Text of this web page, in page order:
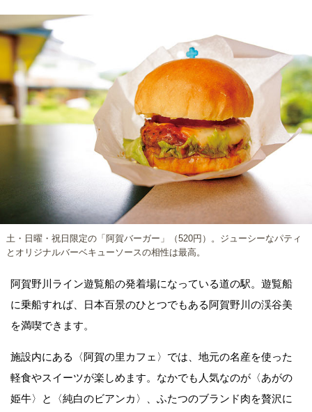
土・日曜・祝日限定の「阿賀バーガー」（520円）。ジューシーなパティ
とオリジナルバーベキューソースの相性は最高。
阿賀野川ライン遊覧船の発着場になっている道の駅。遊覧船
に乗船すれば、日本百景のひとつでもある阿賀野川の渓谷美
を満喫できます。
施設内にある〈阿賀の里カフェ〉では、地元の名産を使った
軽食やスイーツが楽しめます。なかでも人気なのが〈あがの
姫牛〉と〈純白のビアンカ〉、ふたつのブランド肉を贅沢に